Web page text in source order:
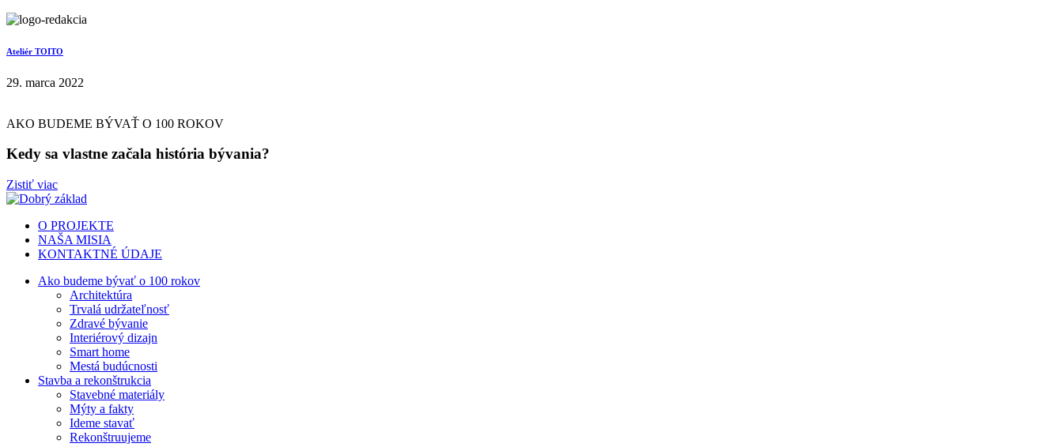
Ateliér TOITO
29. marca 2022
AKO BUDEME BÝVAŤ O 100 ROKOV
Kedy sa vlastne začala história bývania?
Zistiť viac
O PROJEKTE
NAŠA MISIA
KONTAKTNÉ ÚDAJE
Ako budeme bývať o 100 rokov
Architektúra
Trvalá udržateľnosť
Zdravé bývanie
Interiérový dizajn
Smart home
Mestá budúcnosti
Stavba a rekonštrukcia
Stavebné materiály
Mýty a fakty
Ideme stavať
Rekonštruujeme